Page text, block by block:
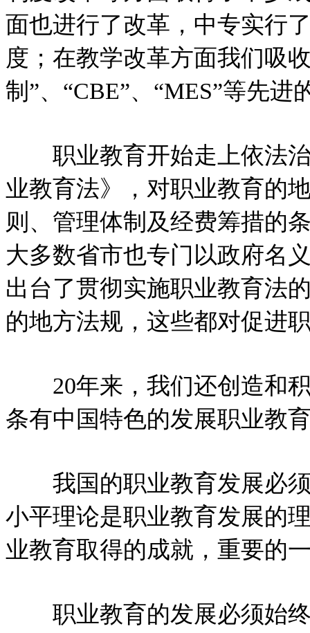
面也进行了改革，中专实行
度；在教学改革方面我们吸
制”、“CBE”、“MES”等先进
职业教育开始走上依法治
业教育法》，对职业教育的
则、管理体制及经费筹措的
大多数省市也专门以政府名
出台了贯彻实施职业教育法
的地方法规，这些都对促进
20年来，我们还创造和积
条有中国特色的发展职业教
我国的职业教育发展必须
小平理论是职业教育发展的
业教育取得的成就，重要的
职业教育的发展必须始终